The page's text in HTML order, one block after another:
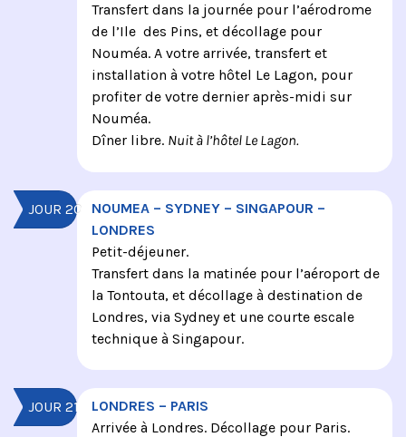
Transfert dans la journée pour l’aérodrome
de l’Ile des Pins, et décollage pour
Nouméa. A votre arrivée, transfert et
installation à votre hôtel Le Lagon, pour
profiter de votre dernier après-midi sur
Nouméa.
Dîner libre. Nuit à l’hôtel Le Lagon.
JOUR 20
NOUMEA – SYDNEY – SINGAPOUR –
LONDRES
Petit-déjeuner.
Transfert dans la matinée pour l’aéroport de
la Tontouta, et décollage à destination de
Londres, via Sydney et une courte escale
technique à Singapour.
JOUR 21
LONDRES – PARIS
Arrivée à Londres. Décollage pour Paris.